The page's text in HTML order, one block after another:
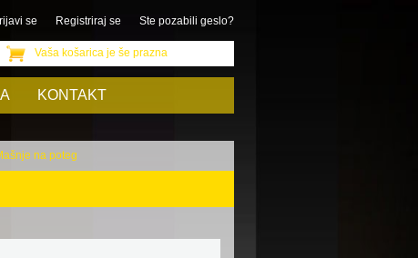
se Registriraj se Ste pozabili geslo?
Vaša košarica je še prazna
KONTAKT
na poteg